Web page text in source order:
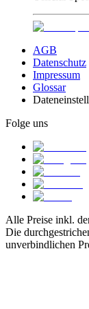
AGB
Datenschutz
Impressum
Glossar
Folge uns
Alle Preise inkl.
Die
unverbindlichen